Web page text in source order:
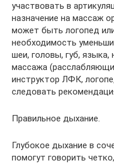
участвовать в
назначение на массаж
может быть логопед
необходимость
шеи, головы, губ,
массажа
инструктор ЛФК,
следовать
Правильное дыхание.
Глубокое дыхание в
помогут говорить